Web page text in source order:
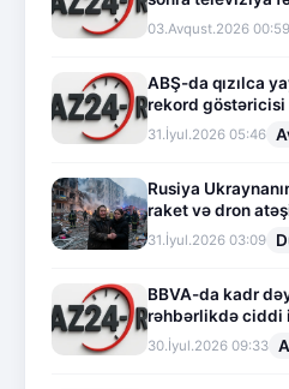
03.Avqust.2026 00:59
ABŞ-da qızılca
rekord göstəricisi
31.İyul.2026 05:46
Rusiya
raket və dron
31.İyul.2026 03:09
BBVA-da kadr
rəhbərlikdə ciddi
30.İyul.2026 09:33